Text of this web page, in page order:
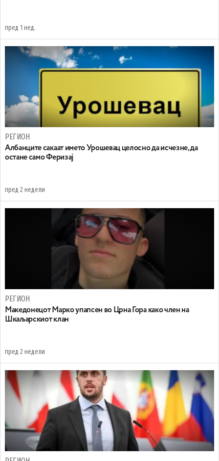
пред 1 нед.
РЕГИОН
Aлбанците сакаат името Урошевац целосно да исчезне, да
остане само Феризај
пред 2 недели
РЕГИОН
Maкедонецот Марко упапсен во Црна Гора како член на
Шкаљарскиот клан
пред 2 недели